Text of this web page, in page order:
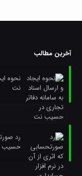
آخرین مطالب
نحوه
نت
رد
حسیب